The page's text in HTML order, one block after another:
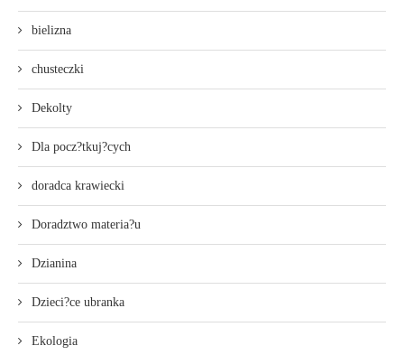
bielizna
chusteczki
Dekolty
Dla pocz?tkuj?cych
doradca krawiecki
Doradztwo materia?u
Dzianina
Dzieci?ce ubranka
Ekologia